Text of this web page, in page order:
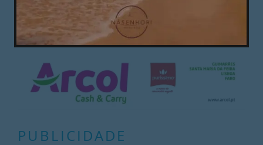
Pelo jornalista Rui Dias.
PUBLICIDADE
PUBLICIDADE